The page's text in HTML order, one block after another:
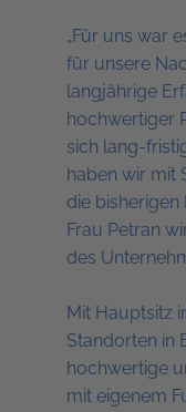
„Für uns war
für unsere
langjährige
hochwertiger
sich lang-
haben wir mit
die bisherigen
Frau Petran
des
Mit Hauptsitz
Standorten in
hochwertige
mit eigenem